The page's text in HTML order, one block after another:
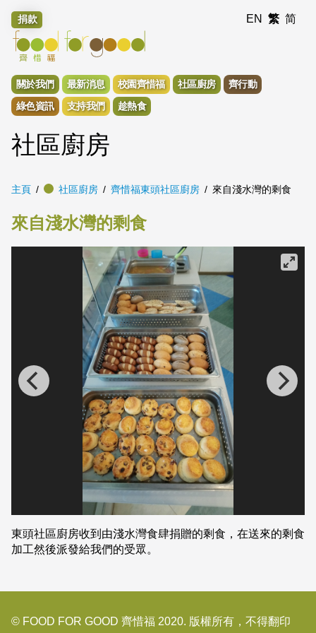
捐款 EN 繁 简
關於我們 最新消息 校園齊惜福 社區廚房
齊行動
綠色資訊
支持我們 趁熱食
社區廚房
主頁 社區廚房 齊惜福東頭社區廚房 來自淺水灣的剩食
來自淺水灣的剩食
東頭社區廚房收到由淺水灣食肆捐贈的剩食，在送來的剩食
加工然後派發給我們的受眾。
© FOOD FOR GOOD 齊惜福 2020. 版權所有，不得翻印